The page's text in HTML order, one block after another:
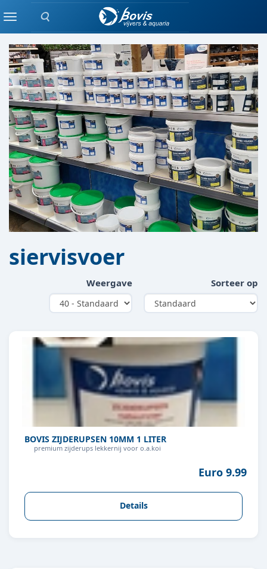
Zoeken
MenuVISVOER
siervisvoer
Weergave Sorteer op
BOVIS ZIJDERUPSEN 10MM 1 LITER
premium zijderups lekkernij voor o.a.koi
Euro 9.99
Details